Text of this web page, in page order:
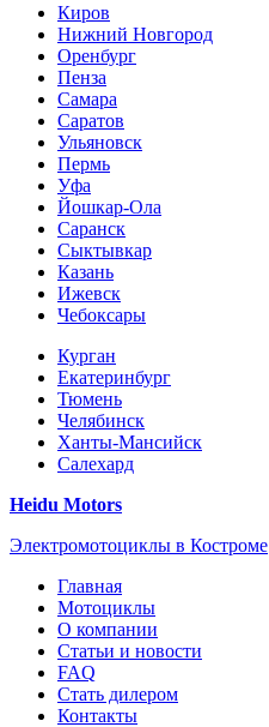
Киров
Нижний Новгород
Оренбург
Пенза
Самара
Саратов
Ульяновск
Пермь
Уфа
Йошкар-Ола
Саранск
Сыктывкар
Казань
Ижевск
Чебоксары
Курган
Екатеринбург
Тюмень
Челябинск
Ханты-Мансийск
Салехард
Heidu Motors
Электромотоциклы в Костроме
Главная
Мотоциклы
О компании
Статьи и новости
FAQ
Стать дилером
Контакты